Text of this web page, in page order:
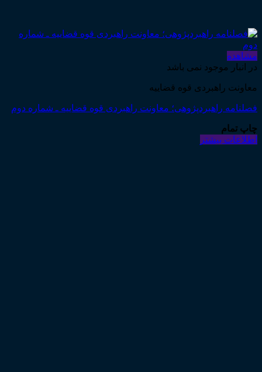
مشاهده
در انبار موجود نمی باشد
معاونت راهبردی قوه قضاییه
فصلنامه راهبردپژوهی؛ معاونت راهبردی قوه قضاییه ـ شماره دوم
چاپ تمام
اطلاعات بیشتر